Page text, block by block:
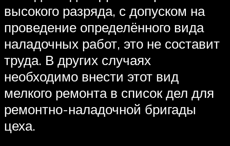
высокого разряда, с допуском на
проведение определённого вида
наладочных работ, это не составит
труда. В других случаях
необходимо внести этот вид
мелкого ремонта в список дел для
ремонтно-наладочной бригады
цеха.